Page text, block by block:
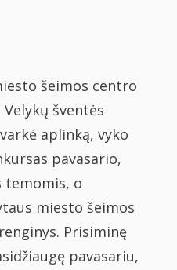
šeimos centro
šventės
aplinką, vyko
pavasario,
temomis, o
miesto šeimos
Prisiminę
pavasariu,